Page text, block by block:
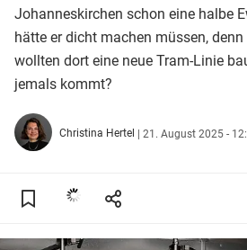
Johanneskirchen schon eine halbe
hätte er dicht machen müssen,
wollten dort eine neue Tram-Linie
jemals kommt?
Christina Hertel | 21. August 2025 -